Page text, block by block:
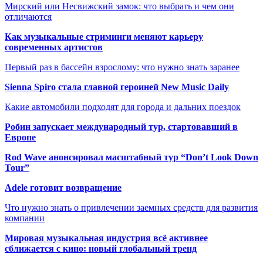
Мирский или Несвижский замок: что выбрать и чем они
отличаются
Как музыкальные стриминги меняют карьеру
современных артистов
Первый раз в бассейн взрослому: что нужно знать заранее
Sienna Spiro стала главной героиней New Music Daily
Какие автомобили подходят для города и дальних поездок
Робин запускает международный тур, стартовавший в
Европе
Rod Wave анонсировал масштабный тур “Don’t Look Down
Tour”
Adele готовит возвращение
Что нужно знать о привлечении заемных средств для развития
компании
Мировая музыкальная индустрия всё активнее
сближается с кино: новый глобальный тренд